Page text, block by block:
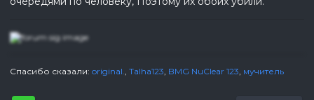
Спасибо сказали: original. Talha123 BMG NuClear 123 мучитель